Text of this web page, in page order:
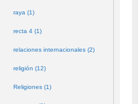
raya (1)
recta 4 (1)
relaciones internacionales (2)
religión (12)
Religiones (1)